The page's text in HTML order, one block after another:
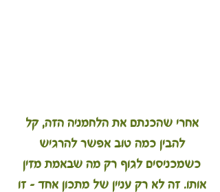
אחרי שהכנתם את הלחמניה הזה, קל
להבין כמה טוב אפשר להרגיש
כשמכניסים לגוף רק מה שבאמת מזין
אותו. זה לא רק עניין של מתכון אחד – זו